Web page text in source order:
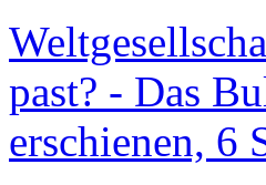
past? - Das
erschienen, 6